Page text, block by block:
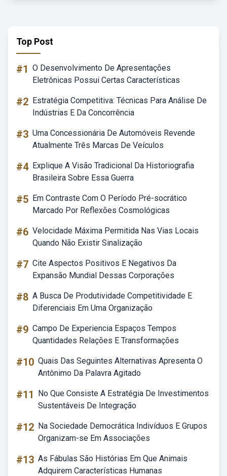
Top Post
#1 O Desenvolvimento De Apresentações
Eletrônicas Possui Certas Características
#2 Estratégia Competitiva: Técnicas Para Análise De
Indústrias E Da Concorrência
#3 Uma Concessionária De Automóveis Revende
Atualmente Três Marcas De Veículos
#4 Explique A Visão Tradicional Da Historiografia
Brasileira Sobre Essa Guerra
#5 Em Contraste Com O Período Pré-socrático
Marcado Por Reflexões Cosmológicas
#6 Velocidade Máxima Permitida Nas Vias Locais
Quando Não Existir Sinalização
#7 Cite Aspectos Positivos E Negativos Da
Expansão Mundial Dessas Corporações
#8 A Busca De Produtividade Competitividade E
Diferenciais Em Uma Organização
#9 Campo De Experiencia Espaços Tempos
Quantidades Relações E Transformações
#10 Quais Das Seguintes Alternativas Apresenta O
Antônimo Da Palavra Agitado
#11
No Que Consiste A Estratégia De Investimentos
Sustentáveis De Integração
#12 Na Sociedade Democrática Indivíduos E Grupos
Organizam-se Em Associações
#13 As Fábulas São Histórias Em Que Animais
Adquirem Características Humanas